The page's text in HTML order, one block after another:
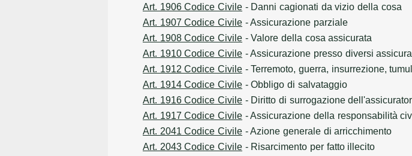
Art. 1906 Codice Civile - Danni cagionati da vizio della cosa
Art. 1907 Codice Civile - Assicurazione parziale
Art. 1908 Codice Civile - Valore della cosa assicurata
Art. 1910 Codice Civile - Assicurazione presso diversi
Art. 1912 Codice Civile - Terremoto, guerra, insurrezione,
Art. 1914 Codice Civile - Obbligo di salvataggio
Art. 1916 Codice Civile - Diritto di surrogazione
Art. 1917 Codice Civile - Assicurazione della responsabilità
Art. 2041 Codice Civile - Azione generale di arricchimento
Art. 2043 Codice Civile - Risarcimento per fatto illecito